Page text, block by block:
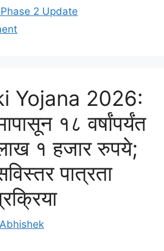
2 Update
Yojana 2026:
१८ वर्षांपर्यंत
१ हजार रुपये;
पात्रता
Abhishek